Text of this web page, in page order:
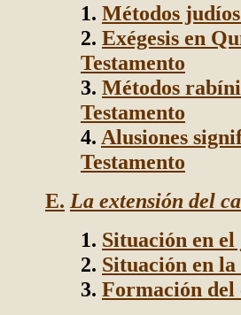
1. Métodos judíos
2. Exégesis en
Testamento
3. Métodos
Testamento
4. Alusiones
Testamento
E. La extensión del
1. Situación en
2. Situación en
3. Formación del